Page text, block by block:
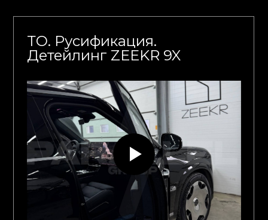
ТО. Русификация.
Детейлинг ZEEKR 9X